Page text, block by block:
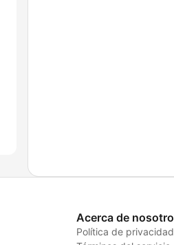
Acerca de
Política de privacidad